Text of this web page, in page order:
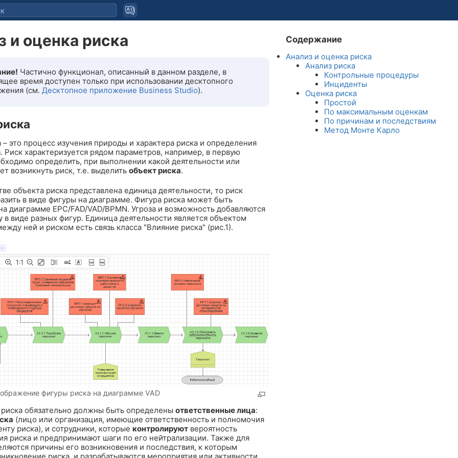
и оценка риска
Частично функционал, описанный в данном разделе, в
время доступен только при использовании десктопного
(см. Десктопное приложение Business Studio).
– это процесс изучения природы и характера риска и определения
Риск характеризуется рядом параметров, например, в первую
определить, при выполнении какой деятельности или
возникнуть риск, т.е. выделить объект риска.
объекта риска представлена единица деятельности, то риск
в виде фигуры на диаграмме. Фигура риска может быть
диаграмме EPC/FAD/VAD/BPMN. Угроза и возможность добавляются
в виде разных фигур. Единица деятельности является объектом
ней и риском есть связь класса "Влияние риска" (рис.1).
фигуры риска на диаграмме VAD
обязательно должны быть определены ответственные лица:
(лицо или организация, имеющие ответственность и полномочия
риска), и сотрудники, которые контролируют вероятность
риска и предпринимают шаги по его нейтрализации. Также для
причины его возникновения и последствия, к которым
Содержание
Анализ и оценка риска
Анализ риска
Контрольные процедуры
Инциденты
Оценка риска
Простой
По максимальным оценкам
По причинам и последствиям
Метод Монте Карло